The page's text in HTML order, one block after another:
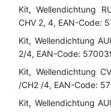
Kit, Wellendichtung
CHV 2, 4, EAN-Code:
Kit, Wellendichtung
2/4, EAN-Code:
Kit, Wellendichtung
/CH2 /4, EAN-Code:
Kit, Wellendichtung